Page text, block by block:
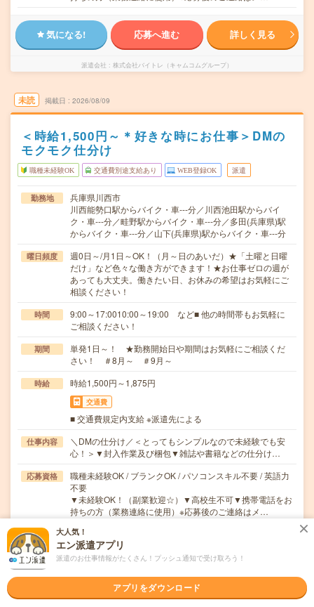
気になる! 応募へ進む 詳しく見る
派遣会社 株式会社バイトレ（キャムコムグループ）
未読 掲載日 2026/08/09
＜時給1,500円～＊好きな時にお仕事＞DMの
モクモク仕分け
職種未経験OK 交通費別途支給あり WEB登録OK 派遣
勤務地
兵庫県川西市
川西能勢口駅からバイク・車---分／川西池田駅からバイ
ク・車---分／畦野駅からバイク・車---分／多田(兵庫県)駅
からバイク・車---分／山下(兵庫県)駅からバイク・車---分
曜日頻度
週0日～/月1日～OK！（月～日のあいだ）★「土曜と日曜
だけ」など色々な働き方ができます！★お仕事ゼロの週が
あっても大丈夫。働きたい日、お休みの希望はお気軽にご
相談ください！
時間
9:00～17:0010:00～19:00 など■ 他の時間帯もお気軽に
ご相談ください！
期間
単発1日～！ ★勤務開始日や期間はお気軽にご相談くだ
さい！ ＃8月～ ＃9月～
時給 時給1,500円～1,875円
交通費
■ 交通費規定内支給 ※派遣先による
仕事内容
＼DMの仕分け／＜とってもシンプルなので未経験でも安
心！＞▼封入作業及び梱包▼雑誌や書籍などの仕分け…
応募資格
職種未経験OK / ブランクOK / パソコンスキル不要 / 英語力
不要
▼未経験OK！（副業歓迎☆）▼高校生不可▼携帯電話をお
持ちの方（業務連絡に使用）※応募後のご連絡はメ…
気になる!
派遣会社 株式会社バイトレ（キャムコムグループ）
大人気！
エン派遣アプリ
派遣のお仕事情報がたくさん！プッシュ通知で受け取ろう！
アプリをダウンロード